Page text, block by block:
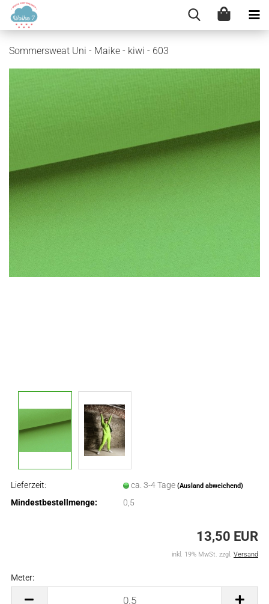
Sommersweat Uni - Maike - kiwi - 603
Lieferzeit: ca. 3-4 Tage (Ausland abweichend)
Mindestbestellmenge: 0,5
13,50 EUR
inkl. 19% MwSt. zzgl. Versand
Meter: